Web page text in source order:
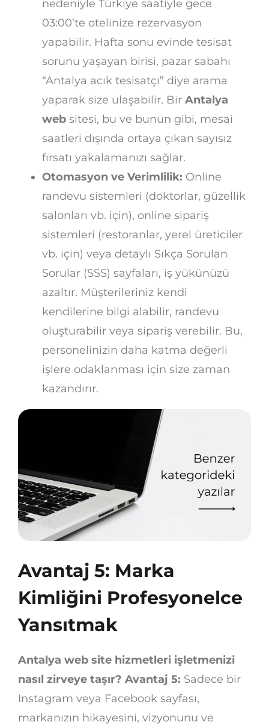
nedeniyle Türkiye saatiyle gece
03:00’te otelinize rezervasyon
yapabilir. Hafta sonu evinde tesisat
sorunu yaşayan birisi, pazar sabahı
“Antalya acık tesisatçı” diye arama
yaparak size ulaşabilir. Bir Antalya
web sitesi, bu ve bunun gibi, mesai
saatleri dışında ortaya çıkan sayısız
fırsatı yakalamanızı sağlar.
Otomasyon ve Verimlilik: Online
randevu sistemleri (doktorlar, güzellik
salonları vb. için), online sipariş
sistemleri (restoranlar, yerel üreticiler
vb. için) veya detaylı Sıkça Sorulan
Sorular (SSS) sayfaları, iş yükünüzü
azaltır. Müşterileriniz kendi
kendilerine bilgi alabilir, randevu
oluşturabilir veya sipariş verebilir. Bu,
personelinizin daha katma değerli
işlere odaklanması için size zaman
kazandırır.
Avantaj 5: Marka
Kimliğini Profesyonelce
Yansıtmak
Antalya web site hizmetleri işletmenizi
nasıl zirveye taşır? Avantaj 5: Sadece bir
Instagram veya Facebook sayfası,
markanızın hikayesini, vizyonunu ve